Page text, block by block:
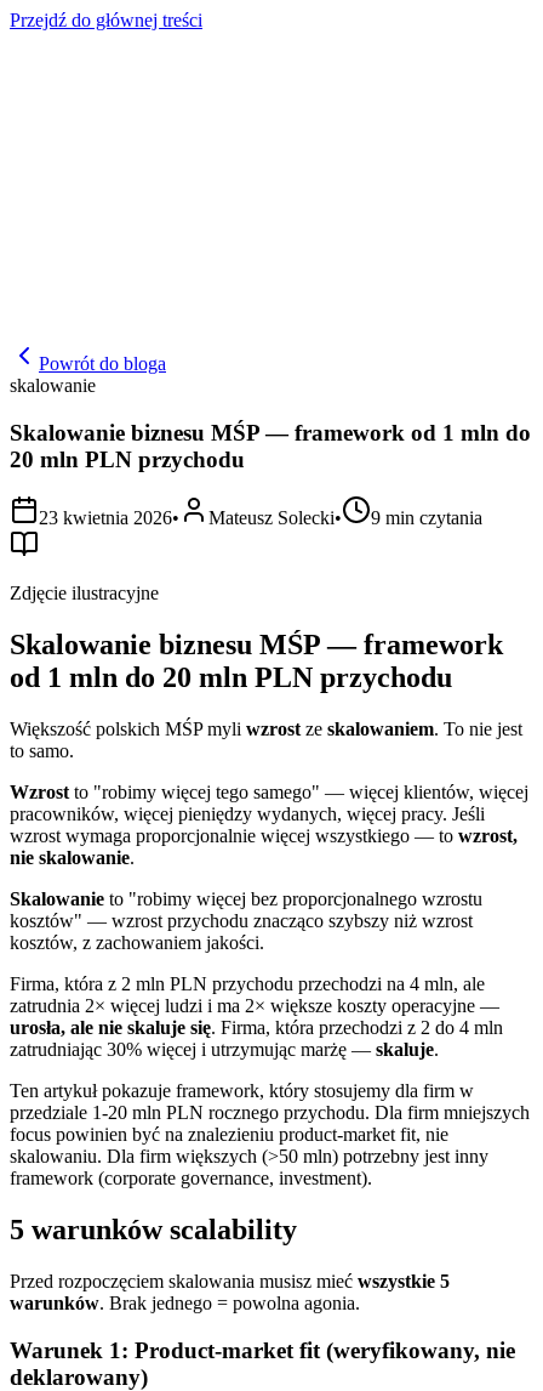
Przejdź do głównej treści
Powrót do bloga
skalowanie
Skalowanie biznesu MŚP — framework od 1 mln do
20 mln PLN przychodu
23 kwietnia 2026• Mateusz Solecki• 9 min czytania
Zdjęcie ilustracyjne
Skalowanie biznesu MŚP — framework
od 1 mln do 20 mln PLN przychodu
Większość polskich MŚP myli wzrost ze skalowaniem. To nie jest
to samo.
Wzrost to "robimy więcej tego samego" — więcej klientów, więcej
pracowników, więcej pieniędzy wydanych, więcej pracy. Jeśli
wzrost wymaga proporcjonalnie więcej wszystkiego — to wzrost,
nie skalowanie.
Skalowanie to "robimy więcej bez proporcjonalnego wzrostu
kosztów" — wzrost przychodu znacząco szybszy niż wzrost
kosztów, z zachowaniem jakości.
Firma, która z 2 mln PLN przychodu przechodzi na 4 mln, ale
zatrudnia 2× więcej ludzi i ma 2× większe koszty operacyjne —
urosła, ale nie skaluje się. Firma, która przechodzi z 2 do 4 mln
zatrudniając 30% więcej i utrzymując marżę — skaluje.
Ten artykuł pokazuje framework, który stosujemy dla firm w
przedziale 1-20 mln PLN rocznego przychodu. Dla firm mniejszych
focus powinien być na znalezieniu product-market fit, nie
skalowaniu. Dla firm większych (>50 mln) potrzebny jest inny
framework (corporate governance, investment).
5 warunków scalability
Przed rozpoczęciem skalowania musisz mieć wszystkie 5
warunków. Brak jednego = powolna agonia.
Warunek 1: Product-market fit (weryfikowany, nie
deklarowany)